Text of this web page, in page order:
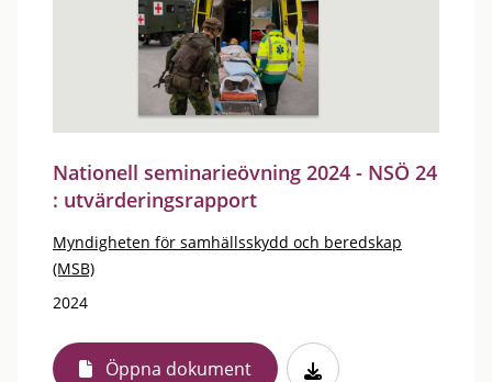
Nationell seminarieövning 2024 - NSÖ 24
: utvärderingsrapport
Myndigheten för samhällsskydd och beredskap
(MSB)
2024
Öppna dokument